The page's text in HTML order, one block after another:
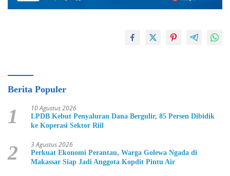
Berita Populer
1 10 Agustus 2026
LPDB Kebut Penyaluran Dana Bergulir, 85 Persen Dibidik
ke Koperasi Sektor Riil
2 3 Agustus 2026
Perkuat Ekonomi Perantau, Warga Golewa Ngada di
Makassar Siap Jadi Anggota Kopdit Pintu Air